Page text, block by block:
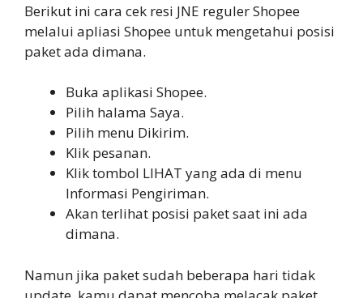
Berikut ini cara cek resi JNE reguler Shopee
melalui apliasi Shopee untuk mengetahui posisi
paket ada dimana.
Buka aplikasi Shopee.
Pilih halama Saya.
Pilih menu Dikirim.
Klik pesanan.
Klik tombol LIHAT yang ada di menu
Informasi Pengiriman.
Akan terlihat posisi paket saat ini ada
dimana.
Namun jika paket sudah beberapa hari tidak